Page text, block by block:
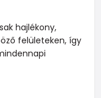
hajlékony,
felületeken, így